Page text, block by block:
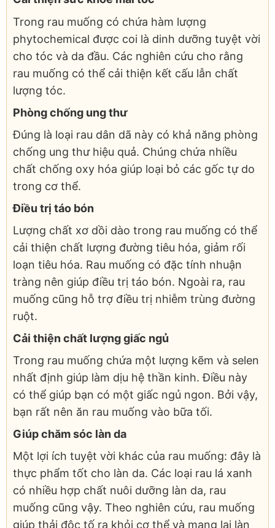
Trong rau muống có chứa hàm lượng
phytochemical được coi là dinh dưỡng tuyệt vời
cho tóc và da đầu. Các nghiên cứu cho rằng
rau muống có thể cải thiện kết cấu lẫn chất
lượng tóc.
Phòng chống ung thư
Đúng là loại rau dân dã này có khả năng phòng
chống ung thư hiệu quả. Chúng chứa nhiều
chất chống oxy hóa giúp loại bỏ các gốc tự do
trong cơ thể.
Điều trị táo bón
Lượng chất xơ dồi dào trong rau muống có thể
cải thiện chất lượng đường tiêu hóa, giảm rối
loạn tiêu hóa. Rau muống có đặc tính nhuận
tràng nên giúp điều trị táo bón. Ngoài ra, rau
muống cũng hỗ trợ điều trị nhiễm trùng đường
ruột.
Cải thiện chất lượng giấc ngủ
Trong rau muống chứa một lượng kẽm và selen
nhất định giúp làm dịu hệ thần kinh. Điều này
có thể giúp bạn có một giấc ngủ ngon. Bởi vậy,
bạn rất nên ăn rau muống vào bữa tối.
Giúp chăm sóc làn da
Một lợi ích tuyệt vời khác của rau muống: đây là
thực phẩm tốt cho làn da. Các loại rau lá xanh
có nhiều hợp chất nuôi dưỡng làn da, rau
muống cũng vậy. Theo nghiên cứu, rau muống
giúp thải độc tố ra khỏi cơ thể và mang lại làn